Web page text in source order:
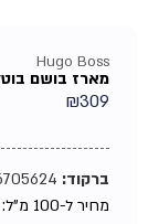
Hugo Boss
מארז בושם בוטלד 100+30מל אדט מבית
₪309
ברקוד:3614226705624
מחיר ל-100 מ"ל: